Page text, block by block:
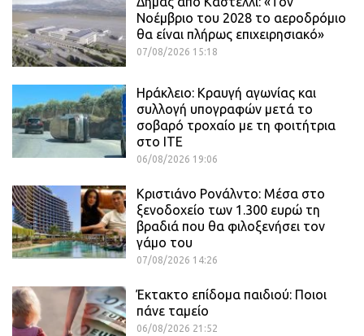
Νοέμβριο του 2028 το αεροδρόμιο
θα είναι πλήρως επιχειρησιακό»
07/08/2026 15:18
Ηράκλειο: Κραυγή αγωνίας και
συλλογή υπογραφών μετά το
σοβαρό τροχαίο με τη φοιτήτρια
στο ΙΤΕ
06/08/2026 19:06
Κριστιάνο Ρονάλντο: Μέσα στο
ξενοδοχείο των 1.300 ευρώ τη
βραδιά που θα φιλοξενήσει τον
γάμο του
07/08/2026 14:26
Έκτακτο επίδομα παιδιού: Ποιοι
πάνε ταμείο
06/08/2026 21:52